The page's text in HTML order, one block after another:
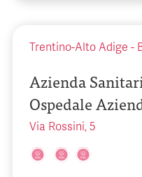
Trentino-Alto Adige -
Azienda
Ospedale
Via Rossini, 5